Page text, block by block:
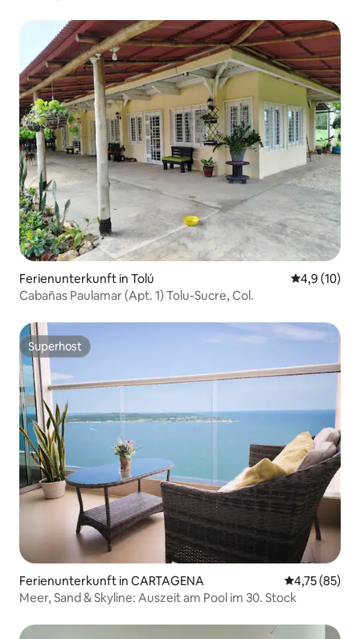
Ferienunterkunft in Tolú
4,9 (10)
Cabañas Paulamar (Apt. 1) Tolu-Sucre, Col.
Superhost
Superhost
Ferienunterkunft in CARTAGENA
4,75 (85)
Meer, Sand & Skyline: Auszeit am Pool im 30. Stock